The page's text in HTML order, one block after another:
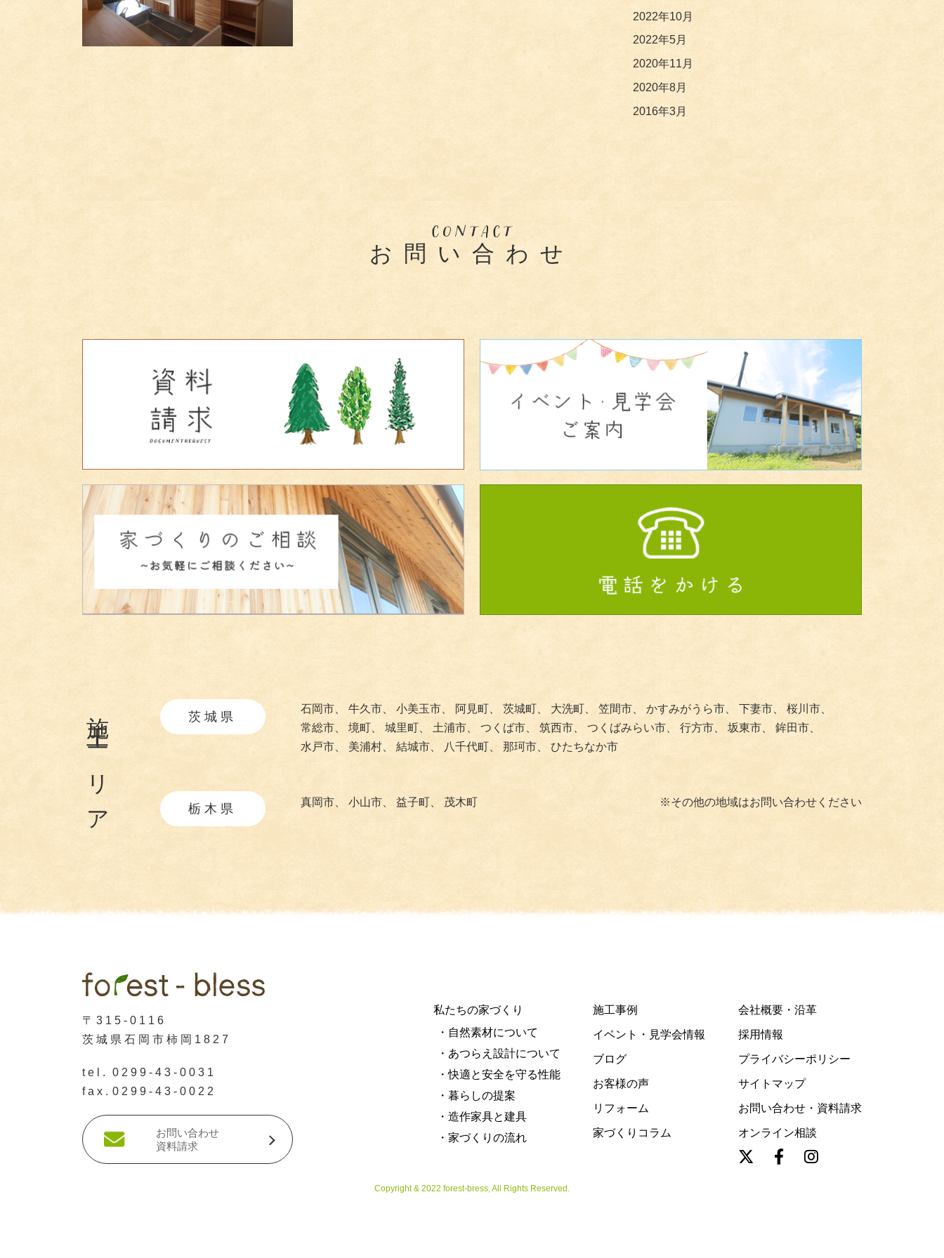
2022年10月
2022年5月
2020年11月
2020年8月
2016年3月
お問い合わせ
施工エリア 茨城県
石岡市、 牛久市、 小美玉市、 阿見町、 茨城町、 大洗町、 笠間市、 かすみがうら市、 下妻市、
桜川市、
常総市、
境町、 城里町、 土浦市、 つくば市、 筑西市、 つくばみらい市、 行方市、 坂東市、
鉾田市、
水戸市、
美浦村、 結城市、 八千代町、 那珂市、 ひたちなか市
栃木県 真岡市、 小山市、 益子町、 茂木町 ※その他の地域はお問い合わせください
〒315-0116
茨城県石岡市柿岡1827
tel.
0299-43-0031
fax. 0299-43-0022
お問い合わせ
資料請求
私たちの家づくり
・自然素材について
・あつらえ設計について
・快適と安全を守る性能
・暮らしの提案
・造作家具と建具
・家づくりの流れ
施工事例
イベント・見学会情報
ブログ
お客様の声
リフォーム
家づくりコラム
会社概要・沿革
採用情報
プライバシーポリシー
サイトマップ
お問い合わせ・資料請求
オンライン相談
Copyright & 2022 forest-bress, All Rights Reserved.